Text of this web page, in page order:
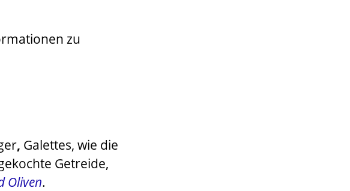
zu
, Galettes, wie die
Getreide,
Oliven.